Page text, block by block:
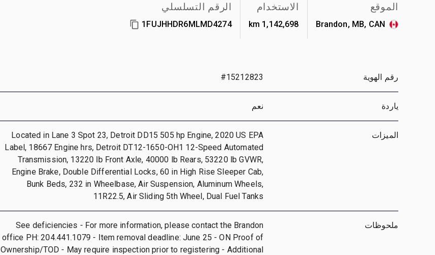
الموقع
Brandon, MB, CAN
الاستخدام
1,142,698 km
الرقم التسلسلي
1FUJHHDR6MLMD4274
رقم الهوية #15212823
ياردة نعم
الميزات
Located in Lane 3 Spot 23, Detroit DD15 505 hp Engine, 2020 US EPA
Label, 18667 Engine hrs, Detroit DT12-1650-OH1 12-Speed Automated
Transmission, 13220 lb Front Axle, 40000 lb Rears, 53220 lb GVWR,
Engine Brake, Double Differential Locks, 60 in High Rise Sleeper Cab,
Bunk Beds, 232 in Wheelbase, Air Suspension, Aluminum Wheels,
11R22.5, Air Sliding 5th Wheel, Dual Fuel Tanks
ملحوظات
See deficiencies - For more information, please contact the Brandon
office PH: 204.441.1079 - Item removal deadline: June 25 - ON Proof of
Ownership/TOD - May require inspection prior to registering - Additional